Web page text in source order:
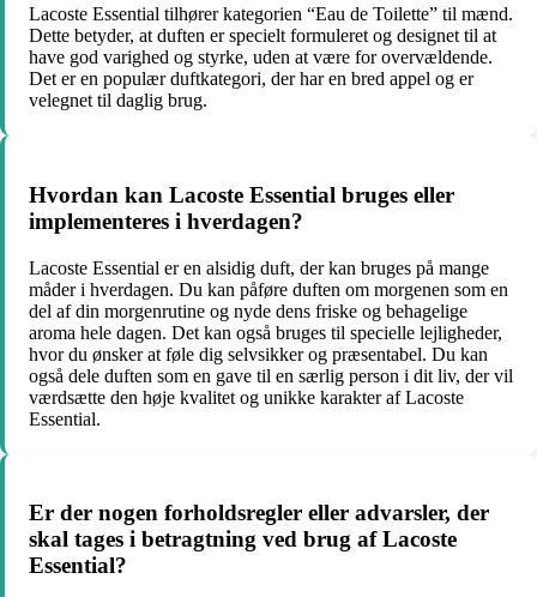
Lacoste Essential tilhører kategorien “Eau de Toilette” til mænd.
Dette betyder, at duften er specielt formuleret og designet til at
have god varighed og styrke, uden at være for overvældende.
Det er en populær duftkategori, der har en bred appel og er
velegnet til daglig brug.
Hvordan kan Lacoste Essential bruges eller
implementeres i hverdagen?
Lacoste Essential er en alsidig duft, der kan bruges på mange
måder i hverdagen. Du kan påføre duften om morgenen som en
del af din morgenrutine og nyde dens friske og behagelige
aroma hele dagen. Det kan også bruges til specielle lejligheder,
hvor du ønsker at føle dig selvsikker og præsentabel. Du kan
også dele duften som en gave til en særlig person i dit liv, der vil
værdsætte den høje kvalitet og unikke karakter af Lacoste
Essential.
Er der nogen forholdsregler eller advarsler, der
skal tages i betragtning ved brug af Lacoste
Essential?